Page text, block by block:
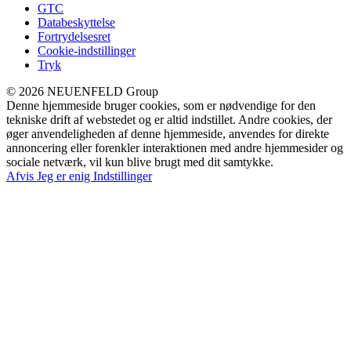
GTC
Databeskyttelse
Fortrydelsesret
Cookie-indstillinger
Tryk
© 2026 NEUENFELD Group
Denne hjemmeside bruger cookies, som er nødvendige for den
tekniske drift af webstedet og er altid indstillet. Andre cookies, der
øger anvendeligheden af denne hjemmeside, anvendes for direkte
annoncering eller forenkler interaktionen med andre hjemmesider og
sociale netværk, vil kun blive brugt med dit samtykke.
Afvis Jeg er enig Indstillinger